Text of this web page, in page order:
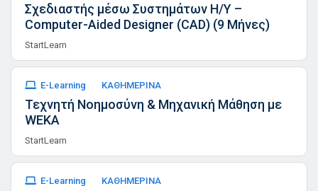
Σχεδιαστής μέσω Συστημάτων Η/Υ –
Computer-Aided Designer (CAD) (9 Μήνες)
StartLearn
E-Learning ΚΑΘΗΜΕΡΙΝΑ
Τεχνητή Νοημοσύνη & Μηχανική Μάθηση με
WEKA
StartLearn
E-Learning ΚΑΘΗΜΕΡΙΝΑ